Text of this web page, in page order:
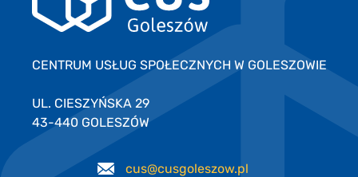
CENTRUM USŁUG SPOŁECZNYCH W GOLESZOWIE
UL. CIESZYŃSKA 29
43-440 GOLESZÓW
cus@cusgoleszow.pl